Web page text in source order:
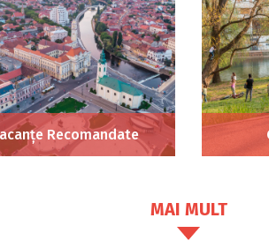
Recomandate
MAI MULT